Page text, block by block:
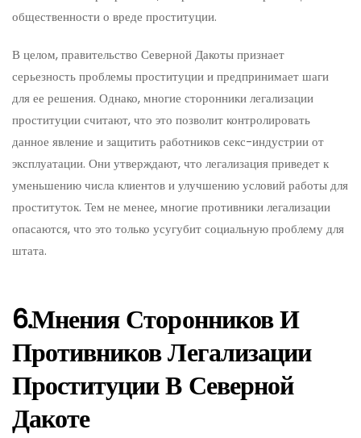
общественности о вреде проституции.
В целом, правительство Северной Дакоты признает
серьезность проблемы проституции и предпринимает шаги
для ее решения. Однако, многие сторонники легализации
проституции считают, что это позволит контролировать
данное явление и защитить работников секс-индустрии от
эксплуатации. Они утверждают, что легализация приведет к
уменьшению числа клиентов и улучшению условий работы для
проституток. Тем не менее, многие противники легализации
опасаются, что это только усугубит социальную проблему для
штата.
6.Мнения Сторонников И
Противников Легализации
Проституции В Северной
Дакоте